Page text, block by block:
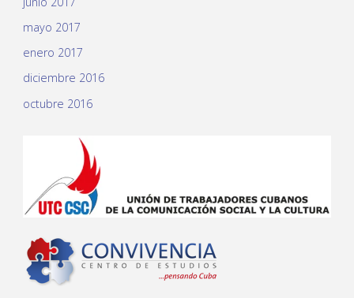
mayo 2017
enero 2017
diciembre 2016
octubre 2016